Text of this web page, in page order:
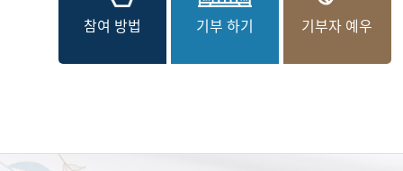
참여 방법 기부 하기 기부자 예우